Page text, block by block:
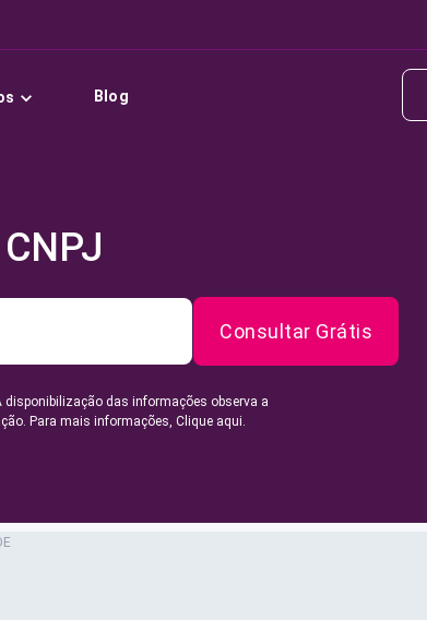
Blog
Consultar Grátis
das informações observa a
Para mais informações, Clique aqui.